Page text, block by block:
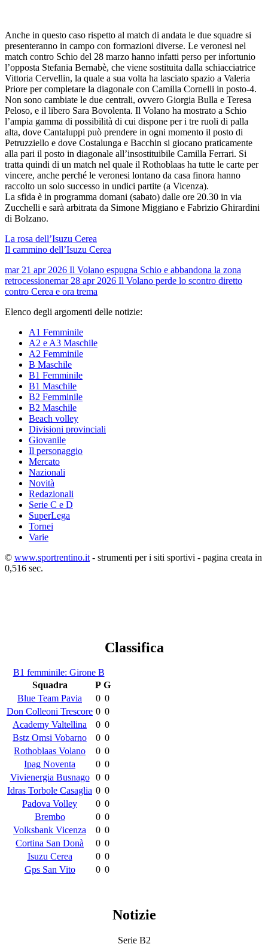
Anche in questo caso rispetto al match di andata le due squadre si
presenteranno in campo con formazioni diverse. Le veronesi nel
match contro Schio del 28 marzo hanno infatti perso per infortunio
l’opposta Stefania Bernabè, che viene sostituita dalla schiacciatrice
Vittoria Cervellin, la quale a sua volta ha lasciato spazio a Valeria
Priore per completare la diagonale con Camilla Cornelli in posto-4.
Non sono cambiate le due centrali, ovvero Giorgia Bulla e Teresa
Peloso, e il libero Sara Bovolenta. Il Volano ha mostrato a Schio
l’ampia gamma di possibilità di cui dispone per i tre ruoli di palla
alta, dove Cantaluppi può prendere in ogni momento il posto di
Petruzziello e dove Costalunga e Bacchin si giocano praticamente
alla pari il posto in diagonale all’insostituibile Camilla Ferrari. Si
tratta quindi di un match nel quale il Rothoblaas ha tutte le carte per
vincere, anche perché le veronesi lontano da casa finora hanno
raccolto un solo successo in undici partite (a Vicenza).
La sfida è in programma domani (sabato) dalle ore 20.30 in via
Zucchelli e sarà arbitrata da Simone Miggiano e Fabrizio Ghirardini
di Bolzano.
La rosa dell’Isuzu Cerea
Il cammino dell’Isuzu Cerea
mar 21 apr 2026 Il Volano espugna Schio e abbandona la zona
retrocessionemar 28 apr 2026 Il Volano perde lo scontro diretto
contro Cerea e ora trema
Elenco degli argomenti delle notizie:
A1 Femminile
A2 e A3 Maschile
A2 Femminile
B Maschile
B1 Femminile
B1 Maschile
B2 Femminile
B2 Maschile
Beach volley
Divisioni provinciali
Giovanile
Il personaggio
Mercato
Nazionali
Novità
Redazionali
Serie C e D
SuperLega
Tornei
Varie
© www.sportrentino.it - strumenti per i siti sportivi - pagina creata in
0,516 sec.
Classifica
B1 femminile: Girone B
Squadra
P G
Blue Team Pavia
0 0
Don Colleoni Trescore 0 0
Academy Valtellina
0 0
Bstz Omsi Vobarno
0 0
Rothoblaas Volano
0 0
Ipag Noventa
0 0
Vivienergia Busnago
0 0
Idras Torbole Casaglia 0 0
Padova Volley
0 0
Brembo
0 0
Volksbank Vicenza
0 0
Cortina San Donà
0 0
Isuzu Cerea
0 0
Gps San Vito
0 0
Notizie
Serie B2